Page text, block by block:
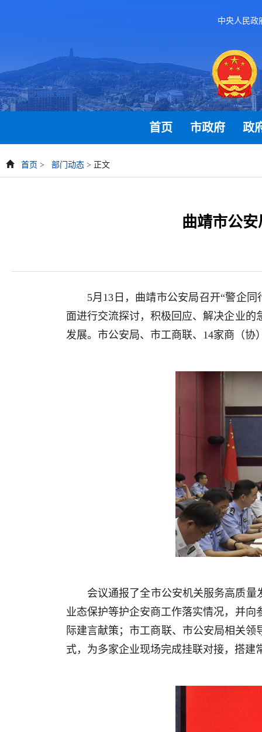
中央人民政
首页 市政府 政
首页 > 部门动态 > 正文
曲靖市公
5月13日，曲靖市公安局召开“警企
面进行交流探讨，积极回应、解决企业
发展。市公安局、市工商联、14家商（协
会议通报了全市公安机关服务高质量
业态保护等护企安商工作落实情况，并
际建言献策；市工商联、市公安局相关
式，为多家企业现场完成挂联对接，搭建